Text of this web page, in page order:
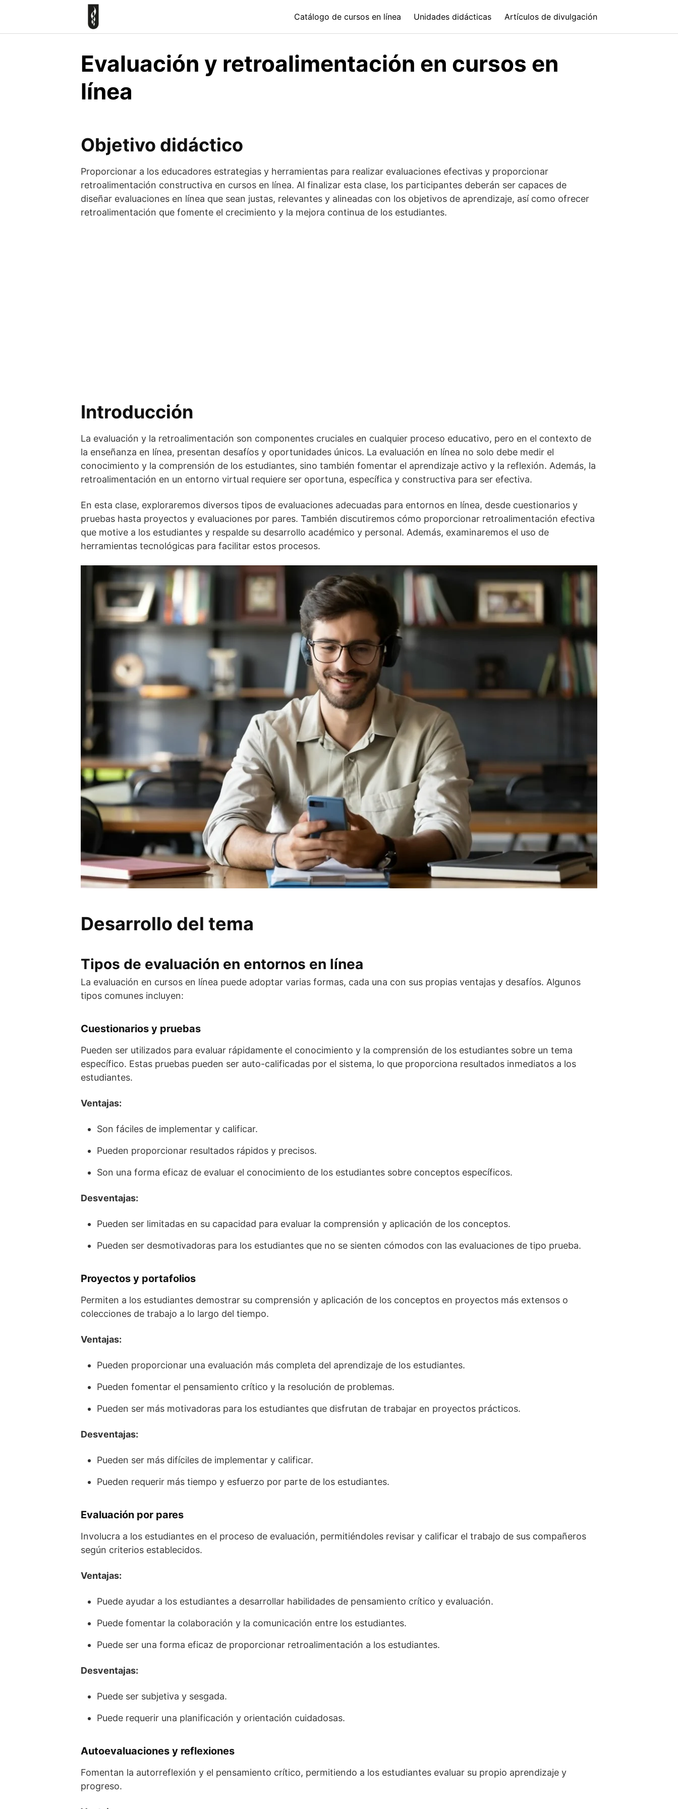
Catálogo de cursos en línea Unidades didácticas Artículos de divulgación
Evaluación y retroalimentación en cursos en
línea
Objetivo didáctico
Proporcionar a los educadores estrategias y herramientas para realizar evaluaciones efectivas y proporcionar
retroalimentación constructiva en cursos en línea. Al finalizar esta clase, los participantes deberán ser capaces de
diseñar evaluaciones en línea que sean justas, relevantes y alineadas con los objetivos de aprendizaje, así como ofrecer
retroalimentación que fomente el crecimiento y la mejora continua de los estudiantes.
Introducción
La evaluación y la retroalimentación son componentes cruciales en cualquier proceso educativo, pero en el contexto de
la enseñanza en línea, presentan desafíos y oportunidades únicos. La evaluación en línea no solo debe medir el
conocimiento y la comprensión de los estudiantes, sino también fomentar el aprendizaje activo y la reflexión. Además, la
retroalimentación en un entorno virtual requiere ser oportuna, específica y constructiva para ser efectiva.
En esta clase, exploraremos diversos tipos de evaluaciones adecuadas para entornos en línea, desde cuestionarios y
pruebas hasta proyectos y evaluaciones por pares. También discutiremos cómo proporcionar retroalimentación efectiva
que motive a los estudiantes y respalde su desarrollo académico y personal. Además, examinaremos el uso de
herramientas tecnológicas para facilitar estos procesos.
Desarrollo del tema
Tipos de evaluación en entornos en línea
La evaluación en cursos en línea puede adoptar varias formas, cada una con sus propias ventajas y desafíos. Algunos
tipos comunes incluyen:
Cuestionarios y pruebas
Pueden ser utilizados para evaluar rápidamente el conocimiento y la comprensión de los estudiantes sobre un tema
específico. Estas pruebas pueden ser auto-calificadas por el sistema, lo que proporciona resultados inmediatos a los
estudiantes.
Ventajas:
Son fáciles de implementar y calificar.
Pueden proporcionar resultados rápidos y precisos.
Son una forma eficaz de evaluar el conocimiento de los estudiantes sobre conceptos específicos.
Desventajas:
Pueden ser limitadas en su capacidad para evaluar la comprensión y aplicación de los conceptos.
Pueden ser desmotivadoras para los estudiantes que no se sienten cómodos con las evaluaciones de tipo prueba.
Proyectos y portafolios
Permiten a los estudiantes demostrar su comprensión y aplicación de los conceptos en proyectos más extensos o
colecciones de trabajo a lo largo del tiempo.
Ventajas:
Pueden proporcionar una evaluación más completa del aprendizaje de los estudiantes.
Pueden fomentar el pensamiento crítico y la resolución de problemas.
Pueden ser más motivadoras para los estudiantes que disfrutan de trabajar en proyectos prácticos.
Desventajas:
Pueden ser más difíciles de implementar y calificar.
Pueden requerir más tiempo y esfuerzo por parte de los estudiantes.
Evaluación por pares
Involucra a los estudiantes en el proceso de evaluación, permitiéndoles revisar y calificar el trabajo de sus compañeros
según criterios establecidos.
Ventajas:
Puede ayudar a los estudiantes a desarrollar habilidades de pensamiento crítico y evaluación.
Puede fomentar la colaboración y la comunicación entre los estudiantes.
Puede ser una forma eficaz de proporcionar retroalimentación a los estudiantes.
Desventajas:
Puede ser subjetiva y sesgada.
Puede requerir una planificación y orientación cuidadosas.
Autoevaluaciones y reflexiones
Fomentan la autorreflexión y el pensamiento crítico, permitiendo a los estudiantes evaluar su propio aprendizaje y
progreso.